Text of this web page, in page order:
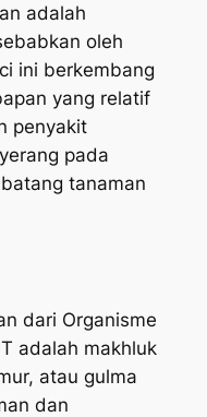
adalah
oleh
ini berkembang
yang relatif
penyakit
pada
tanaman
dari Organisme
adalah makhluk
atau gulma
dan